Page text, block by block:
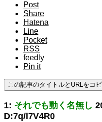
Post
Share
Hatena
Line
Pocket
RSS
feedly
Pin it
この記事のタイトルとURLをコ
1: それでも動く名無し
D:7q/l7V4R0